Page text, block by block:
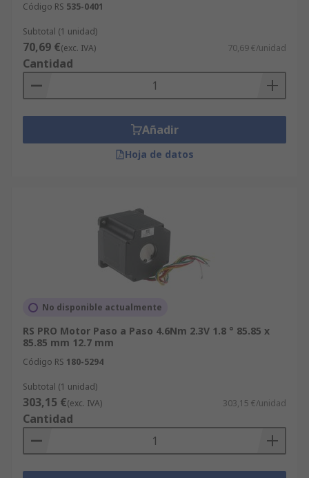
Código RS 535-0401
Subtotal (1 unidad)
70,69 €(exc. IVA) 70,69 €/unidad
Cantidad
Añadir
Hoja de datos
No disponible actualmente
RS PRO Motor Paso a Paso 4.6Nm 2.3V 1.8 ° 85.85 x
85.85 mm 12.7 mm
Código RS 180-5294
Subtotal (1 unidad)
303,15 €(exc. IVA) 303,15 €/unidad
Cantidad